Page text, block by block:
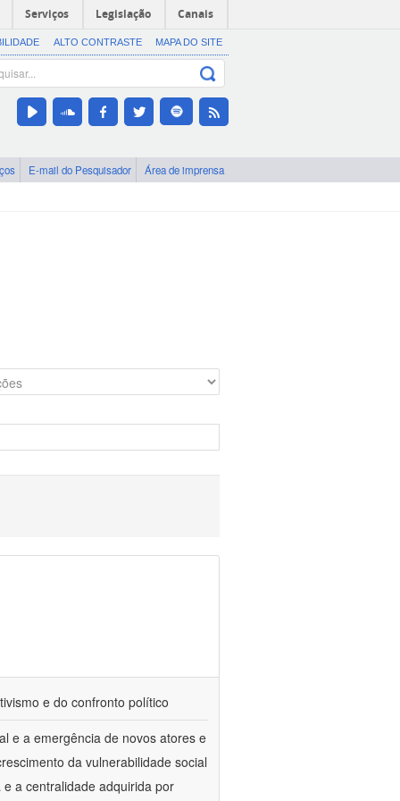
Serviços Legislação Canais
ALTO CONTRASTE MAPA DO SITE
E-mail do Pesquisador Área de imprensa
e do confronto político
e a emergência de novos atores e
da vulnerabilidade social
a centralidade adquirida por